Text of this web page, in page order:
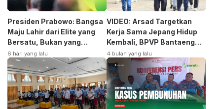
Presiden Prabowo: Bangsa
Maju Lahir dari Elite yang
Bersatu, Bukan yang
Terpecah
6 hari yang lalu
VIDEO: Arsad Targetkan
Kerja Sama Jepang Hidup
Kembali, BPVP Bantaeng
Siap Bangkitkan Jurusan
Otomotif
4 bulan yang lalu